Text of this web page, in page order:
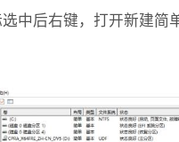
中后右键，打开新建简